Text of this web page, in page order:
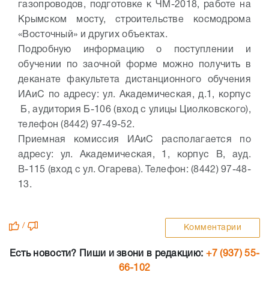
газопроводов, подготовке к ЧМ-2018, работе на
Крымском мосту, строительстве космодрома
«Восточный» и других объектах.
Подробную информацию о поступлении и
обучении по заочной форме можно получить в
деканате факультета дистанционного обучения
ИАиС по адресу: ул. Академическая, д.1, корпус
Б, аудитория Б-106 (вход с улицы Циолковского),
телефон (8442) 97-49-52.
Приемная комиссия ИАиС располагается по
адресу: ул. Академическая, 1, корпус В, ауд.
В-115 (вход с ул. Огарева). Телефон: (8442) 97-48-
13.
/ Комментарии
Есть новости? Пиши и звони в редакцию: +7 (937) 55-
66-102